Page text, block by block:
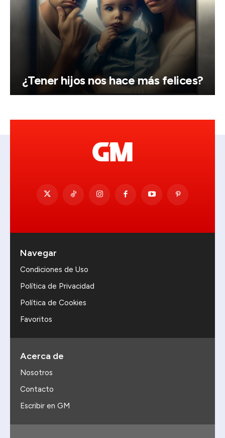
¿Tener hijos nos hace más felices?
Navegar
Condiciones de Uso
Política de Privacidad
Política de Cookies
Favoritos
Acerca de
Nosotros
Contacto
Escribir en GM